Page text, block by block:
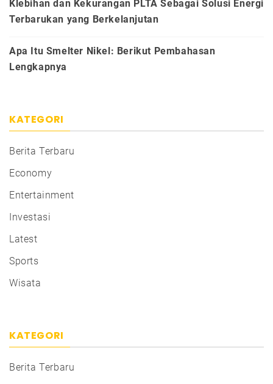
Klebihan dan Kekurangan PLTA Sebagai Solusi Energi
Terbarukan yang Berkelanjutan
Apa Itu Smelter Nikel: Berikut Pembahasan
Lengkapnya
KATEGORI
Berita Terbaru
Economy
Entertainment
Investasi
Latest
Sports
Wisata
KATEGORI
Berita Terbaru